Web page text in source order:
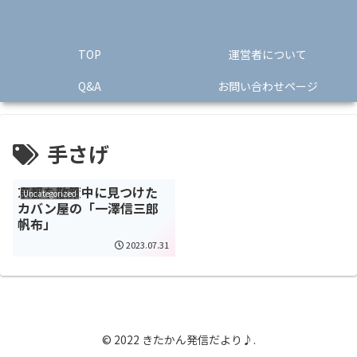
TOP
運営者について
Q&A
お問い合わせページ
手さげ
Uncategorized
京都を散策中に見つけた
カバン屋の「一澤信三郎
帆布」
2023.07.31
© 2022 きたかん発信だより♪.